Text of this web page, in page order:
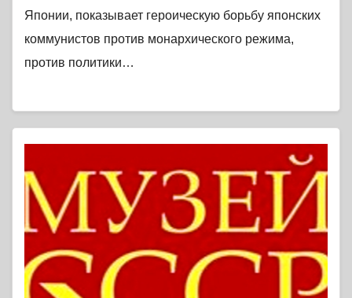
Японии, показывает героическую борьбу японских
коммунистов против монархического режима,
против политики…